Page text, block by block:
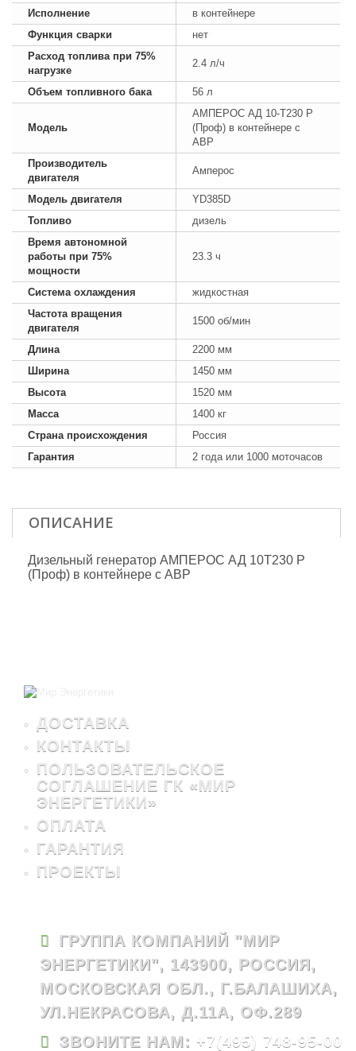
Исполнение
в контейнере
Функция сварки
нет
Расход топлива при 75%
нагрузке
2.4 л/ч
Объем топливного бака 56 л
Модель
АМПЕРОС АД 10-Т230 P
(Проф) в контейнере с
АВР
Производитель
двигателя
Амперос
Модель двигателя
YD385D
Топливо
дизель
Время автономной
работы при 75%
мощности
23.3 ч
Система охлаждения
жидкостная
Частота вращения
двигателя
1500 об/мин
Длина
2200 мм
Ширина
1450 мм
Высота
1520 мм
Масса
1400 кг
Страна происхождения
Россия
Гарантия
2 года или 1000 моточасов
ОПИСАНИЕ
Дизельный генератор АМПЕРОС АД 10Т230 P
(Проф) в контейнере с АВР
ДОСТАВКА
КОНТАКТЫ
ПОЛЬЗОВАТЕЛЬСКОЕ
СОГЛАШЕНИЕ ГК «МИР
ЭНЕРГЕТИКИ»
ОПЛАТА
ГАРАНТИЯ
ПРОЕКТЫ
ГРУППА КОМПАНИЙ "МИР
ЭНЕРГЕТИКИ", 143900, РОССИЯ,
МОСКОВСКАЯ ОБЛ., Г.БАЛАШИХА,
УЛ.НЕКРАСОВА, Д.11А, ОФ.289
ЗВОНИТЕ НАМ: +7(495) 748-95-00